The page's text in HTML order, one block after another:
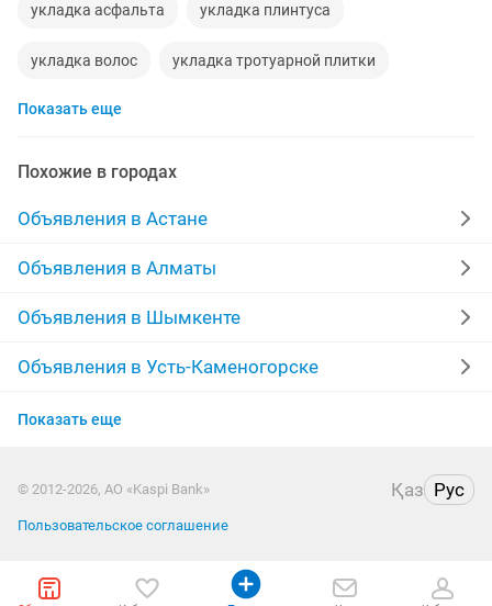
укладка асфальта укладка плинтуса
укладка волос укладка тротуарной плитки
макияж укладка
укладка ламината линолеума
Показать еще
Похожие в городах
Объявления в Астане
Объявления в Алматы
Объявления в Шымкенте
Объявления в Усть-Каменогорске
Объявления в Актобе
Объявления в Таразе
Объявления в Павлодаре
Показать еще
© 2012-2026, АО «Kaspi Bank» Қаз Рус
Пользовательское соглашение